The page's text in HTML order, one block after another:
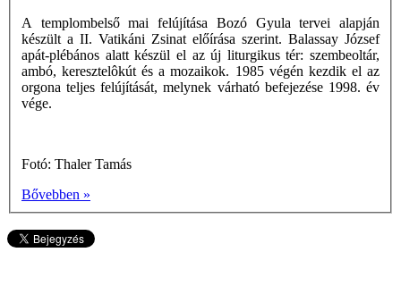
A templombelső mai felújítása Bozó Gyula tervei alapján
készült a II. Vatikáni Zsinat előírása szerint. Balassay József
apát-plébános alatt készül el az új liturgikus tér: szembeoltár,
ambó, keresztelôkút és a mozaikok. 1985 végén kezdik el az
orgona teljes felújítását, melynek várható befejezése 1998. év
vége.
Fotó: Thaler Tamás
Bővebben »